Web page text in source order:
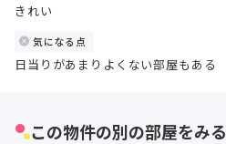
きれい
気になる点
日当りがあまりよくない部屋もある
この物件の別の部屋をみる